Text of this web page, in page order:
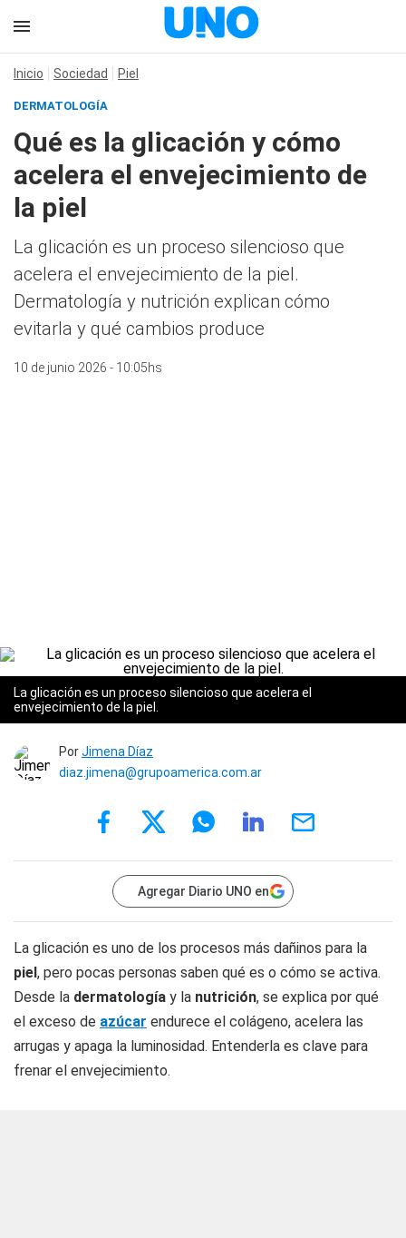
Inicio Sociedad Piel
DERMATOLOGÍA
Qué es la glicación y cómo
acelera el envejecimiento de
la piel
La glicación es un proceso silencioso que
acelera el envejecimiento de la piel.
Dermatología y nutrición explican cómo
evitarla y qué cambios produce
10 de junio 2026 - 10:05hs
La glicación es un proceso silencioso que acelera el
envejecimiento de la piel.
PorJimena Díaz
diaz.jimena@grupoamerica.com.ar
Agregar Diario UNO en
La glicación es uno de los procesos más dañinos para la
piel, pero pocas personas saben qué es o cómo se activa.
Desde la dermatología y la nutrición, se explica por qué
el exceso de azúcar endurece el colágeno, acelera las
arrugas y apaga la luminosidad. Entenderla es clave para
frenar el envejecimiento.